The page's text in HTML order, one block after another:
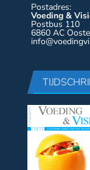
Postadres:
Voeding &
Postbus 110
6860 AC